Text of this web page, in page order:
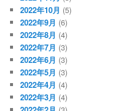
2022年10月 (5)
2022年9月 (6)
2022年8月 (4)
2022年7月 (3)
2022年6月 (3)
2022年5月 (3)
2022年4月 (4)
2022年3月 (4)